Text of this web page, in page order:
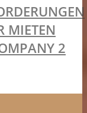
MIETEN
2